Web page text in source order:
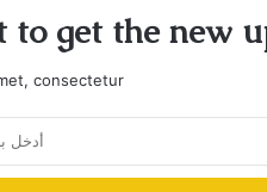
get the new
consectetur.